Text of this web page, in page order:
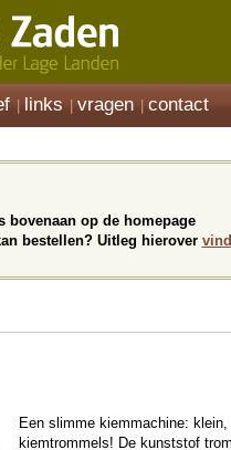
links vragen contact
op de homepage
bestellen? Uitleg hierover
Een slimme kiemmachine:
kiemtrommels! De kunststof